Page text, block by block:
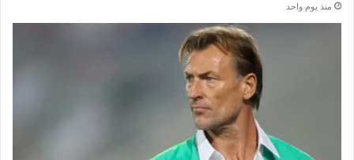
منذ يوم واحد